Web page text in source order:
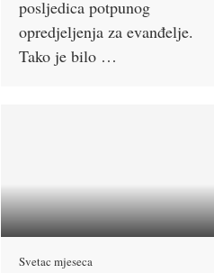
posljedica potpunog
opredjeljenja za evanđelje.
Tako je bilo …
Svetac mjeseca